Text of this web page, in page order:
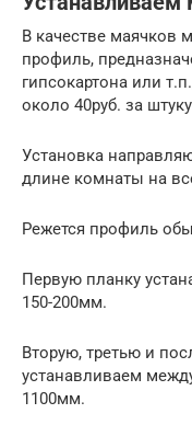
В качестве маячков
профиль,
гипсокартона или
около 40руб. за
Установка
длине комнаты на
Режется профиль
Первую планку
150-200мм.
Вторую, третью и
устанавливаем
1100мм.